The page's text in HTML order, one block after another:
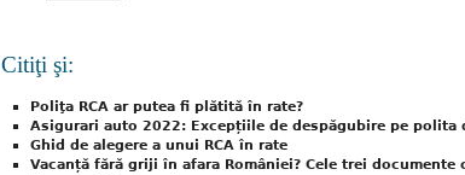
Citiţi şi:
Poliţa RCA ar putea fi plătită în rate?
Asigurari auto 2022: Excepțiile de despăgubire pe polita
Ghid de alegere a unui RCA în rate
Vacanță fără griji în afara României? Cele trei documente